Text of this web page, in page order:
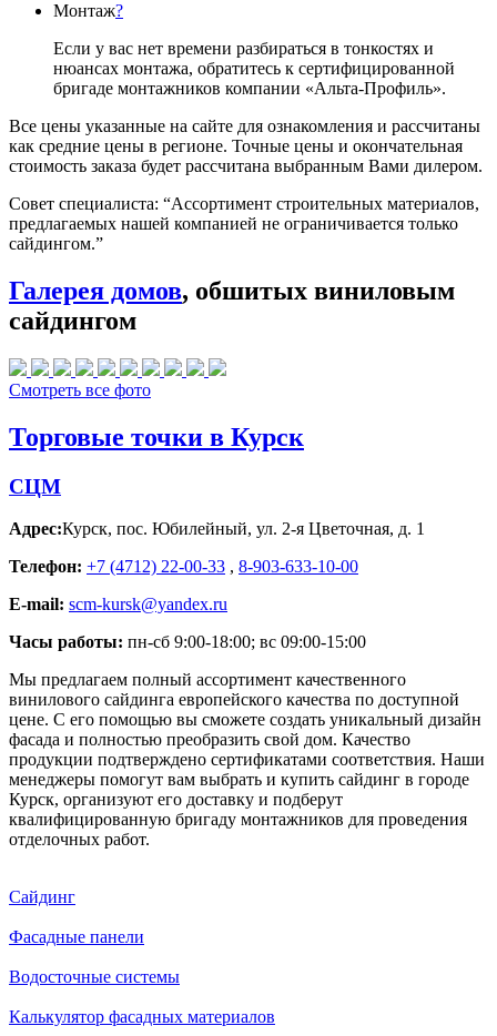
Монтаж?
Если у вас нет времени разбираться в тонкостях и
нюансах монтажа, обратитесь к сертифицированной
бригаде монтажников компании «Альта-Профиль».
Все цены указанные на сайте для ознакомления и рассчитаны
как средние цены в регионе. Точные цены и окончательная
стоимость заказа будет рассчитана выбранным Вами дилером.
Совет специалиста: “Ассортимент строительных материалов,
предлагаемых нашей компанией не ограничивается только
сайдингом.”
Галерея домов, обшитых виниловым
сайдингом
Смотреть все фото
Торговые точки в Курск
СЦМ
Адрес:Курск, пос. Юбилейный, ул. 2-я Цветочная, д. 1
Телефон: +7 (4712) 22-00-33 , 8-903-633-10-00
E-mail: scm-kursk@yandex.ru
Часы работы: пн-сб 9:00-18:00; вс 09:00-15:00
Мы предлагаем полный ассортимент качественного
винилового сайдинга европейского качества по доступной
цене. С его помощью вы сможете создать уникальный дизайн
фасада и полностью преобразить свой дом. Качество
продукции подтверждено сертификатами соответствия. Наши
менеджеры помогут вам выбрать и купить сайдинг в городе
Курск, организуют его доставку и подберут
квалифицированную бригаду монтажников для проведения
отделочных работ.
Сайдинг
Фасадные панели
Водосточные системы
Калькулятор фасадных материалов